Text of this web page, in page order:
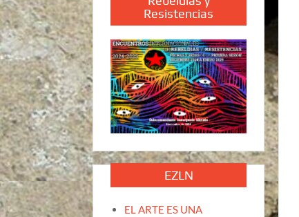
Resistencias
EZLN
EL ARTE ES UNA